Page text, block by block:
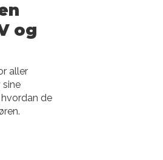
og
aller
sine
de